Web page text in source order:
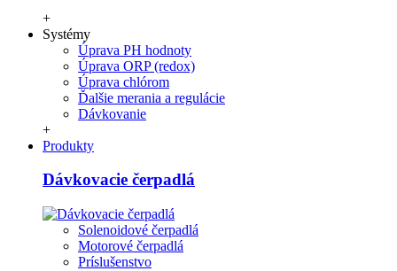
+
Systémy
Úprava PH hodnoty
Úprava ORP (redox)
Úprava chlórom
Ďalšie merania a regulácie
Dávkovanie
+
Produkty
Dávkovacie čerpadlá
Solenoidové čerpadlá
Motorové čerpadlá
Príslušenstvo